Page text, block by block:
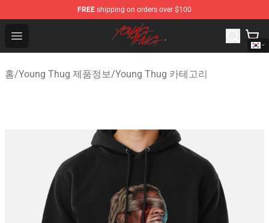
FREE shipping on orders over $100
Open menu
Young Thug Shop - Official Young Thug Merchandise
홈/Young Thug 제품정보/Young Thug 카테고리